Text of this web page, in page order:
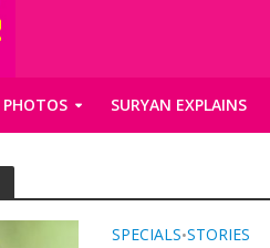
PHOTOS SURYAN EXPLAINS
SPECIALS•STORIES